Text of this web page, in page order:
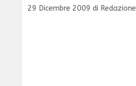
29 Dicembre 2009 di Redazione